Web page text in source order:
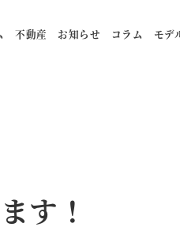
不動産 お知らせ コラム モデ
す！